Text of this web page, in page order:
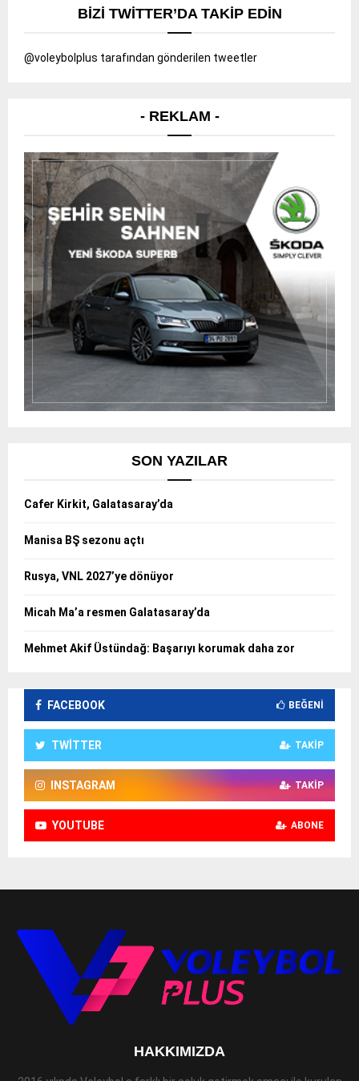
BIZI TWITTER’DA TAKIP EDIN
@voleybolplus tarafından gönderilen tweetler
- REKLAM -
SON YAZILAR
Cafer Kirkit, Galatasaray’da
Manisa BŞ sezonu açtı
Rusya, VNL 2027’ye dönüyor
Micah Ma’a resmen Galatasaray’da
Mehmet Akif Üstündağ: Başarıyı korumak daha zor
FACEBOOK BEĞENI
TWITTER TAKIP
INSTAGRAM TAKIP
YOUTUBE ABONE
HAKKIMIZDA